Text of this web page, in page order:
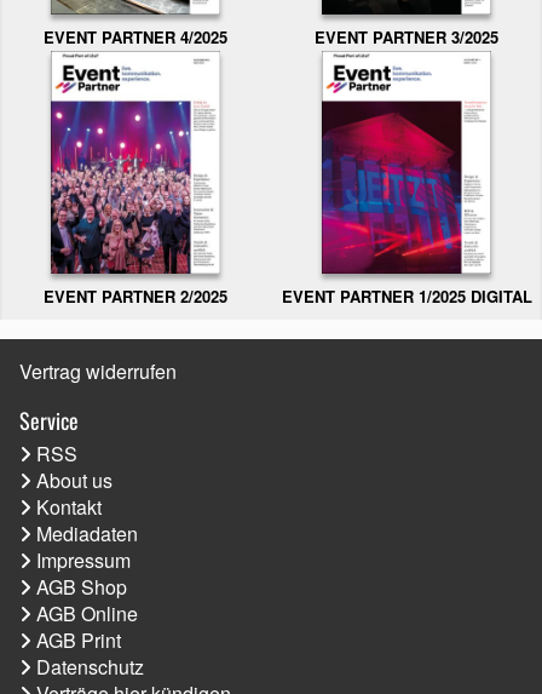
EVENT PARTNER 4/2025 EVENT PARTNER 3/2025
EVENT PARTNER 2/2025 EVENT PARTNER 1/2025 DIGITAL
Vertrag widerrufen
Service
RSS
About us
Kontakt
Mediadaten
Impressum
AGB Shop
AGB Online
AGB Print
Datenschutz